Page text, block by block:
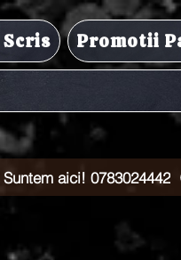
Promotii
aici! 0783024442